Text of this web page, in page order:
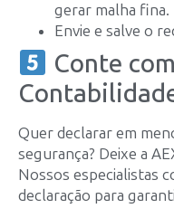
gerar malha fina.
Envie e salve o
Conte
Quer declarar em
segurança? Deixe a
Nossos especialistas
declaração para